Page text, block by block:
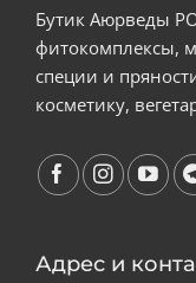
Бутик Аюрведы
фитокомплексы,
специи и
косметику,
Адрес и